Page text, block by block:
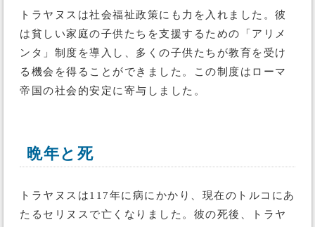
トラヤヌスは社会福祉政策にも力を入れました。彼
は貧しい家庭の子供たちを支援するための「アリメ
ンタ」制度を導入し、多くの子供たちが教育を受け
る機会を得ることができました。この制度はローマ
帝国の社会的安定に寄与しました。
晩年と死
トラヤヌスは117年に病にかかり、現在のトルコにあ
たるセリヌスで亡くなりました。彼の死後、トラヤ